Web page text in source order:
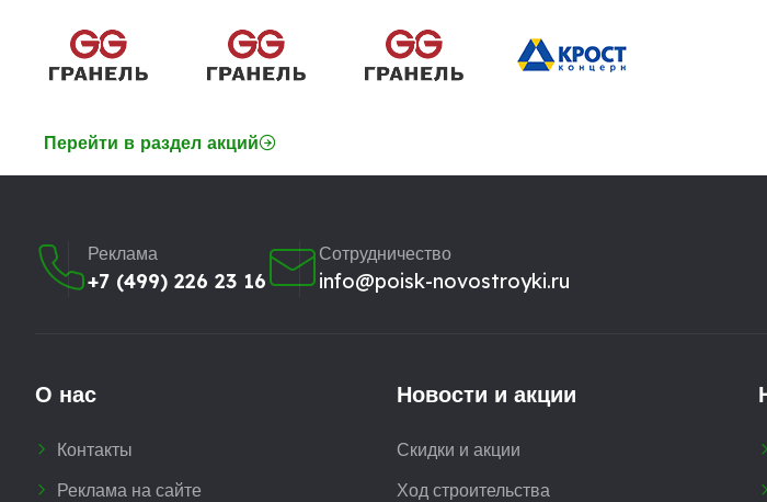
Перейти в раздел акций
Реклама
+7 (499) 226 23 16
Сотрудничество
info@poisk-novostroyki.ru
О нас
Контакты
Реклама на сайте
Новости и акции
Скидки и акции
Ход строительства